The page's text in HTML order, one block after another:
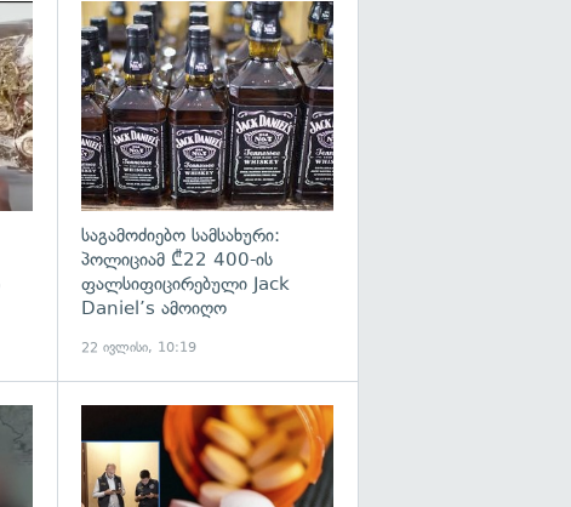
გადახედვა
საგამოძიებო სამსახური:
პოლიციამ ₾22 400-ის
ფალსიფიცირებული Jack
Daniel’s ამოიღო
22 ივლისი, 10:19